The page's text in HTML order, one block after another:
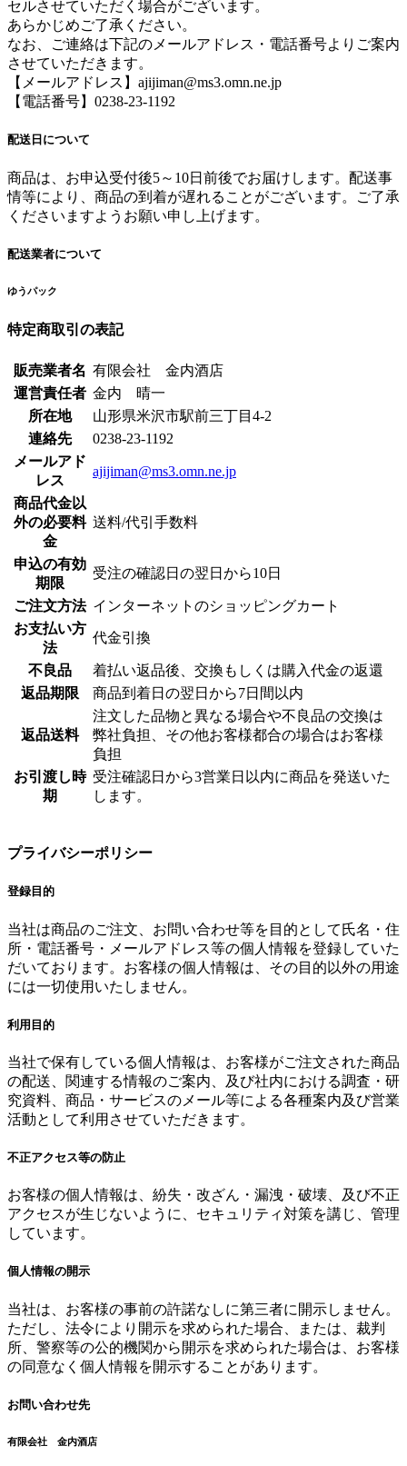
セルさせていただく場合がございます。
あらかじめご了承ください。
なお、ご連絡は下記のメールアドレス・電話番号よりご案内
させていただきます。
【メールアドレス】ajijiman@ms3.omn.ne.jp
【電話番号】0238-23-1192
配送日について
商品は、お申込受付後5～10日前後でお届けします。配送事
情等により、商品の到着が遅れることがございます。ご了承
くださいますようお願い申し上げます。
配送業者について
ゆうパック
特定商取引の表記
販売業者名 有限会社 金内酒店
運営責任者 金内 晴一
所在地
山形県米沢市駅前三丁目4-2
連絡先
0238-23-1192
メールアド
レス
ajijiman@ms3.omn.ne.jp
商品代金以
外の必要料
金
送料/代引手数料
申込の有効
期限
受注の確認日の翌日から10日
ご注文方法 インターネットのショッピングカート
お支払い方
法
代金引換
不良品
着払い返品後、交換もしくは購入代金の返還
返品期限
商品到着日の翌日から7日間以内
返品送料
注文した品物と異なる場合や不良品の交換は
弊社負担、その他お客様都合の場合はお客様
負担
お引渡し時
期
受注確認日から3営業日以内に商品を発送いた
します。
プライバシーポリシー
登録目的
当社は商品のご注文、お問い合わせ等を目的として氏名・住
所・電話番号・メールアドレス等の個人情報を登録していた
だいております。お客様の個人情報は、その目的以外の用途
には一切使用いたしません。
利用目的
当社で保有している個人情報は、お客様がご注文された商品
の配送、関連する情報のご案内、及び社内における調査・研
究資料、商品・サービスのメール等による各種案内及び営業
活動として利用させていただきます。
不正アクセス等の防止
お客様の個人情報は、紛失・改ざん・漏洩・破壊、及び不正
アクセスが生じないように、セキュリティ対策を講じ、管理
しています。
個人情報の開示
当社は、お客様の事前の許諾なしに第三者に開示しません。
ただし、法令により開示を求められた場合、または、裁判
所、警察等の公的機関から開示を求められた場合は、お客様
の同意なく個人情報を開示することがあります。
お問い合わせ先
有限会社 金内酒店